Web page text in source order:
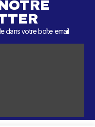
dans votre boîte email